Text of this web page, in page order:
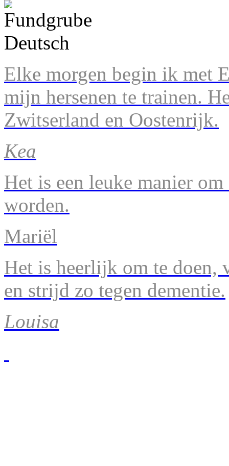
Elke morgen begin ik met
mijn hersenen te trainen.
Zwitserland en Oostenrijk.
Kea
Het is een leuke manier
worden.
Mariël
Het is heerlijk om te doen,
en strijd zo tegen dementie.
Louisa